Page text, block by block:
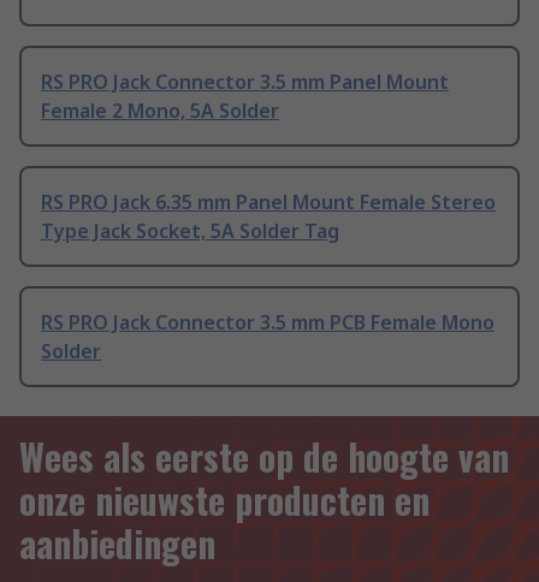
RS PRO Jack Connector 3.5 mm Panel Mount
Female 2 Mono, 5A Solder
RS PRO Jack 6.35 mm Panel Mount Female Stereo
Type Jack Socket, 5A Solder Tag
RS PRO Jack Connector 3.5 mm PCB Female Mono
Solder
Wees als eerste op de hoogte van
onze nieuwste producten en
aanbiedingen